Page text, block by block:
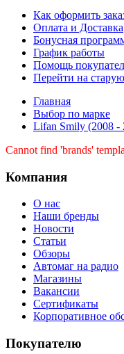
Как оформить
Оплата и Доставка
Бонусная
График работы
Помощь
Перейти на
Главная
Выбор по марке
Lifan Smily (2008 -
Cannot find 'brands'
Компания
О нас
Наши бренды
Новости
Статьи
Обзоры
Автомаг на радио
Магазины
Вакансии
Сертификаты
Корпоративное
Покупателю